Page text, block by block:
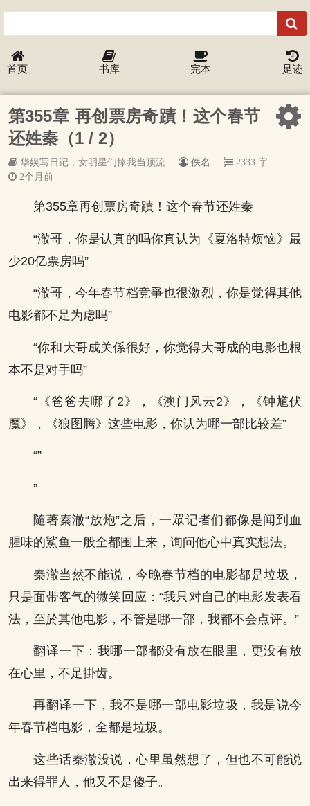
首页 书库 完本 足迹
第355章 再创票房奇蹟！这个春节
还姓秦（1 / 2）
华娱写日记，女明星们捧我当顶流 佚名
2333 字
2个月前
第355章再创票房奇蹟！这个春节还姓秦
“澈哥，你是认真的吗你真认为《夏洛特烦恼》最
少20亿票房吗”
“澈哥，今年春节档竞爭也很激烈，你是觉得其他
电影都不足为虑吗”
“你和大哥成关係很好，你觉得大哥成的电影也根
本不是对手吗”
“《爸爸去哪了2》，《澳门风云2》，《钟馗伏
魔》，《狼图腾》这些电影，你认为哪一部比较差”
“”
”
隨著秦澈“放炮”之后，一眾记者们都像是闻到血
腥味的鯊鱼一般全都围上来，询问他心中真实想法。
秦澈当然不能说，今晚春节档的电影都是垃圾，
只是面带客气的微笑回应：“我只对自己的电影发表看
法，至於其他电影，不管是哪一部，我都不会点评。”
翻译一下：我哪一部都没有放在眼里，更没有放
在心里，不足掛齿。
再翻译一下，我不是哪一部电影垃圾，我是说今
年春节档电影，全都是垃圾。
这些话秦澈没说，心里虽然想了，但也不可能说
出来得罪人，他又不是傻子。